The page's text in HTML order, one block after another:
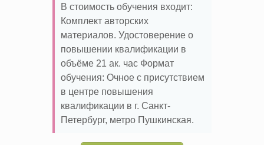
В стоимость обучения входит:
Комплект авторских
материалов. Удостоверение о
повышении квалификации в
объёме 21 ак. час Формат
обучения: Очное с присутствием
в центре повышения
квалификации в г. Санкт-
Петербург, метро Пушкинская.